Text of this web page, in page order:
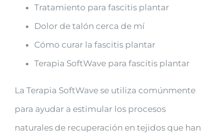
Tratamiento para fascitis plantar
Dolor de talón cerca de mí
Cómo curar la fascitis plantar
Terapia SoftWave para fascitis plantar
La Terapia SoftWave se utiliza comúnmente
para ayudar a estimular los procesos
naturales de recuperación en tejidos que han